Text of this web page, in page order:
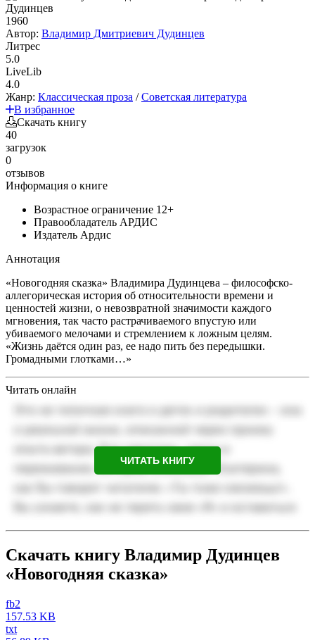
1960
Автор: Владимир Дмитриевич Дудинцев
Литрес
5.0
LiveLib
4.0
Жанр: Классическая проза /Советская литература
В избранное
Скачать книгу
40
загрузок
0
отзывов
Информация о книге
Возрастное ограничение 12+
Правообладатель АРДИС
Издатель Ардис
Аннотация
«Новогодняя сказка» Владимира Дудинцева – философско-
аллегорическая история об относительности времени и
ценностей жизни, о невозвратной значимости каждого
мгновения, так часто растрачиваемого впустую или
убиваемого мелочами и стремлением к ложным целям.
«Жизнь даётся один раз, ее надо пить без передышки.
Громадными глотками…»
Читать онлайн
ЧИТАТЬ КНИГУ
Скачать книгу Владимир Дудинцев
«Новогодняя сказка»
fb2
157.53 KB
txt